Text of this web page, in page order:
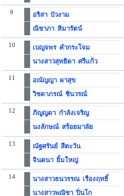
9
อริสา บัวงาม
ณิชาภา หิมารัตน์
10
เบญจพร คำกระโจม
นางสาวสุทธิดา ศรีแก้ว
11
อณัญญา ผาสุข
วิชดาภรณ์ ชินวรณ์
12
ภิญญดา กำลังเจริญ
นงลักษณ์ สร้อยมาลัย
13
ณัฐศรันย์ สีตะวัน
จินตนา ยิ้มใหญ่
14
นางสาวธนวรรณ เรืองฤทธิ์
นางสาวพณิชา ปิ่นโก